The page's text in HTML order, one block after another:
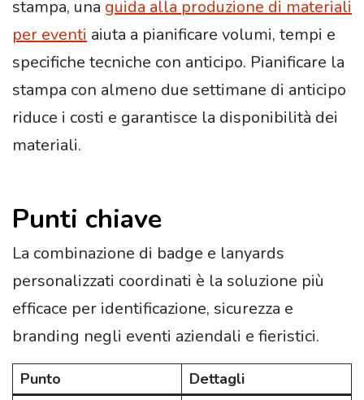
stampa, una guida alla produzione di materiali
per eventi aiuta a pianificare volumi, tempi e
specifiche tecniche con anticipo. Pianificare la
stampa con almeno due settimane di anticipo
riduce i costi e garantisce la disponibilità dei
materiali.
Punti chiave
La combinazione di badge e lanyards
personalizzati coordinati è la soluzione più
efficace per identificazione, sicurezza e
branding negli eventi aziendali e fieristici.
Punto Dettagli